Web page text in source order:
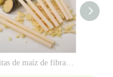
Pajitas de maíz de fibra de caña de azúcar biológica de PHA